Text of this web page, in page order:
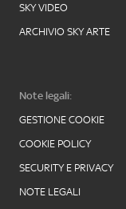
SKY VIDEO
ARCHIVIO SKY ARTE
Note legali:
GESTIONE COOKIE
COOKIE POLICY
SECURITY E PRIVACY
NOTE LEGALI